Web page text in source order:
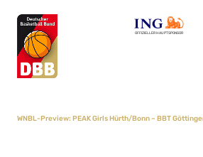
OFFIZIELLER HAUPTSPONSOR
WNBL-Preview: PEAK Girls Hürth/Bonn – BBT